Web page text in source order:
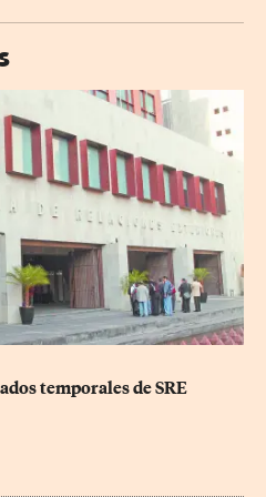
temporales de SRE